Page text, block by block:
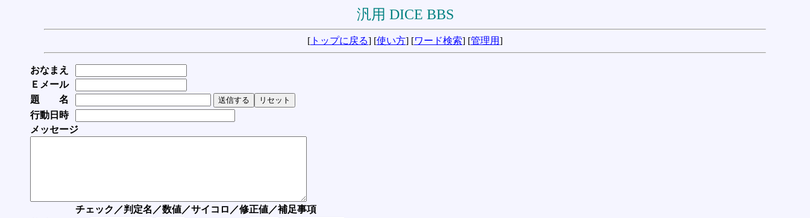
汎用 DICE BBS
[ トップに戻る] [使い方] [ワード検索] [管理用]
おなまえ
Ｅメール
題 名
行動日時
メッセージ
チェック／判定名／数値／サイコロ／修正値／補足事項